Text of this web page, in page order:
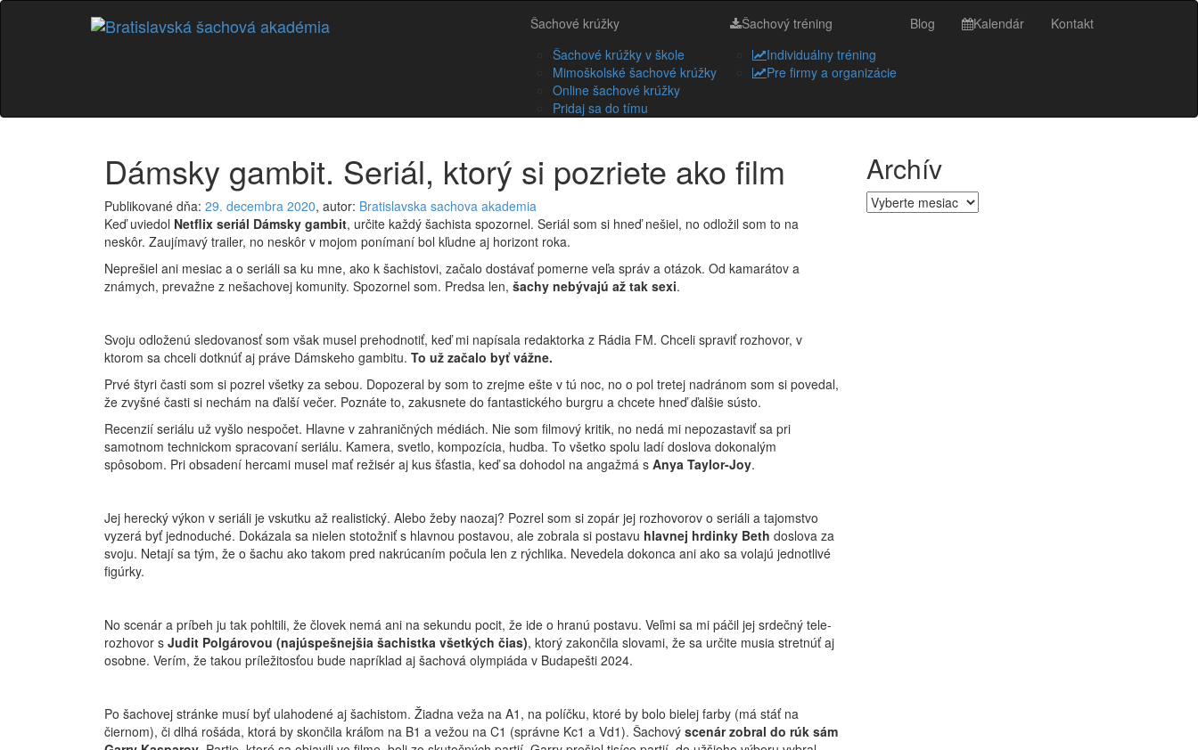
Šachové krúžky
Šachové krúžky v škole
Mimoškolské šachové krúžky
Online šachové krúžky
Pridaj sa do tímu
Šachový tréning
Individuálny tréning
Pre firmy a organizácie
Blog Kalendár Kontakt
Dámsky gambit. Seriál, ktorý si pozriete ako film
Publikované dňa: 29. decembra 2020, autor: Bratislavska sachova akademia
Keď uviedol Netflix seriál Dámsky gambit, určite každý šachista spozornel. Seriál som si hneď nešiel, no odložil som to na
neskôr. Zaujímavý trailer, no neskôr v mojom ponímaní bol kľudne aj horizont roka.
Neprešiel ani mesiac a o seriáli sa ku mne, ako k šachistovi, začalo dostávať pomerne veľa správ a otázok. Od kamarátov a
známych, prevažne z nešachovej komunity. Spozornel som. Predsa len, šachy nebývajú až tak sexi.
Svoju odloženú sledovanosť som však musel prehodnotiť, keď mi napísala redaktorka z Rádia FM. Chceli spraviť rozhovor, v
ktorom sa chceli dotknúť aj práve Dámskeho gambitu. To už začalo byť vážne.
Prvé štyri časti som si pozrel všetky za sebou. Dopozeral by som to zrejme ešte v tú noc, no o pol tretej nadránom som si povedal,
že zvyšné časti si nechám na ďalší večer. Poznáte to, zakusnete do fantastického burgru a chcete hneď ďalšie sústo.
Recenzií seriálu už vyšlo nespočet. Hlavne v zahraničných médiách. Nie som filmový kritik, no nedá mi nepozastaviť sa pri
samotnom technickom spracovaní seriálu. Kamera, svetlo, kompozícia, hudba. To všetko spolu ladí doslova dokonalým
spôsobom. Pri obsadení hercami musel mať režisér aj kus šťastia, keď sa dohodol na angažmá s Anya Taylor-Joy.
Jej herecký výkon v seriáli je vskutku až realistický. Alebo žeby naozaj? Pozrel som si zopár jej rozhovorov o seriáli a tajomstvo
vyzerá byť jednoduché. Dokázala sa nielen stotožniť s hlavnou postavou, ale zobrala si postavu hlavnej hrdinky Beth doslova za
svoju. Netají sa tým, že o šachu ako takom pred nakrúcaním počula len z rýchlika. Nevedela dokonca ani ako sa volajú jednotlivé
figúrky.
No scenár a príbeh ju tak pohltili, že človek nemá ani na sekundu pocit, že ide o hranú postavu. Veľmi sa mi páčil jej srdečný tele-
rozhovor s Judit Polgárovou (najúspešnejšia šachistka všetkých čias), ktorý zakončila slovami, že sa určite musia stretnúť aj
osobne. Verím, že takou príležitosťou bude napríklad aj šachová olympiáda v Budapešti 2024.
Po šachovej stránke musí byť ulahodené aj šachistom. Žiadna veža na A1, na políčku, ktoré by bolo bielej farby (má stáť na
čiernom), či dlhá rošáda, ktorá by skončila kráľom na B1 a vežou na C1 (správne Kc1 a Vd1). Šachový scenár zobral do rúk sám
Archív
Archív